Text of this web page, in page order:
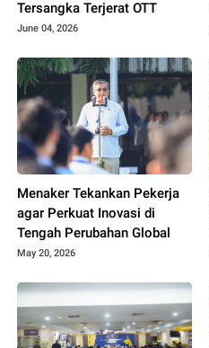
Tersangka Terjerat OTT
June 04, 2026
Menaker Tekankan Pekerja
agar Perkuat Inovasi di
Tengah Perubahan Global
May 20, 2026